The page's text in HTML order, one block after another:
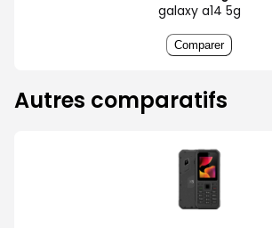
galaxy a14 5g
Comparer
Autres comparatifs